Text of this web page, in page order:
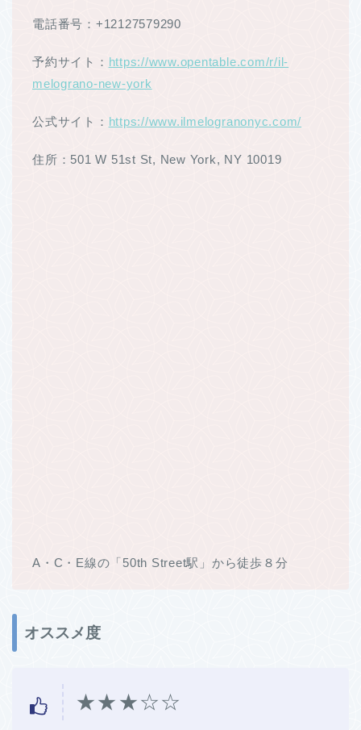
電話番号：+12127579290
予約サイト： https://www.opentable.com/r/il-
melograno-new-york
公式サイト： https://www.ilmelogranonyc.com/
住所：501 W 51st St, New York, NY 10019
A・C・E線の「50th Street駅」から徒歩８分
オススメ度
★★★☆☆